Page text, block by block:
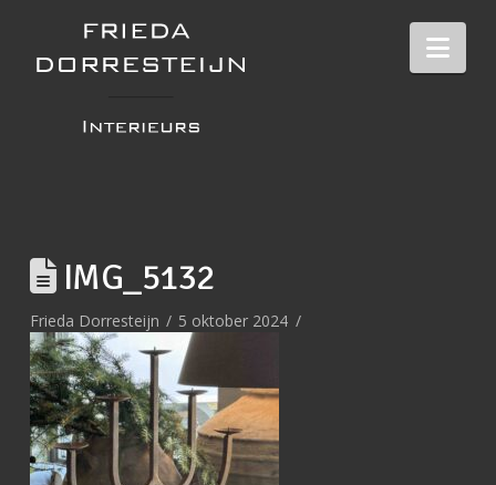
IMG_5132
Frieda Dorresteijn 5 oktober 2024